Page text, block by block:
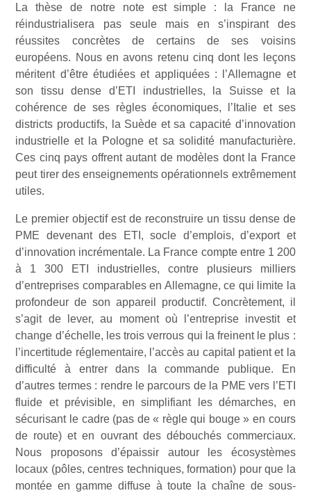
La thèse de notre note est simple : la France ne
réindustrialisera pas seule mais en s’inspirant des
réussites concrètes de certains de ses voisins
européens. Nous en avons retenu cinq dont les leçons
méritent d’être étudiées et appliquées : l’Allemagne et
son tissu dense d’ETI industrielles, la Suisse et la
cohérence de ses règles économiques, l’Italie et ses
districts productifs, la Suède et sa capacité d’innovation
industrielle et la Pologne et sa solidité manufacturière.
Ces cinq pays offrent autant de modèles dont la France
peut tirer des enseignements opérationnels extrêmement
utiles.
Le premier objectif est de reconstruire un tissu dense de
PME devenant des ETI, socle d’emplois, d’export et
d’innovation incrémentale. La France compte entre 1 200
à 1 300 ETI industrielles, contre plusieurs milliers
d’entreprises comparables en Allemagne, ce qui limite la
profondeur de son appareil productif. Concrètement, il
s’agit de lever, au moment où l’entreprise investit et
change d’échelle, les trois verrous qui la freinent le plus :
l’incertitude réglementaire, l’accès au capital patient et la
difficulté à entrer dans la commande publique. En
d’autres termes : rendre le parcours de la PME vers l’ETI
fluide et prévisible, en simplifiant les démarches, en
sécurisant le cadre (pas de « règle qui bouge » en cours
de route) et en ouvrant des débouchés commerciaux.
Nous proposons d’épaissir autour les écosystèmes
locaux (pôles, centres techniques, formation) pour que la
montée en gamme diffuse à toute la chaîne de sous-